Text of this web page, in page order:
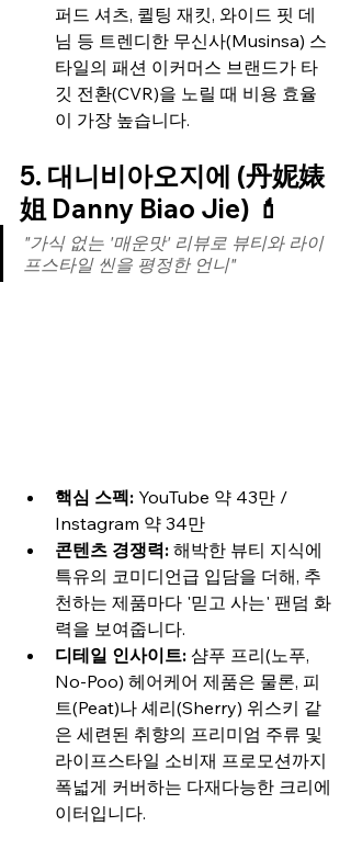
퍼드 셔츠, 퀼팅 재킷, 와이드 핏 데
님 등 트렌디한 무신사(Musinsa) 스
타일의 패션 이커머스 브랜드가 타
깃 전환(CVR)을 노릴 때 비용 효율
이 가장 높습니다.
5. 대니비아오지에 (丹妮婊
姐 Danny Biao Jie) 💄
"가식 없는 '매운맛' 리뷰로 뷰티와 라이
프스타일 씬을 평정한 언니"
핵심 스펙: YouTube 약 43만 /
Instagram 약 34만
콘텐츠 경쟁력: 해박한 뷰티 지식에
특유의 코미디언급 입담을 더해, 추
천하는 제품마다 '믿고 사는' 팬덤 화
력을 보여줍니다.
디테일 인사이트: 샴푸 프리(노푸,
No-Poo) 헤어케어 제품은 물론, 피
트(Peat)나 셰리(Sherry) 위스키 같
은 세련된 취향의 프리미엄 주류 및
라이프스타일 소비재 프로모션까지
폭넓게 커버하는 다재다능한 크리에
이터입니다.